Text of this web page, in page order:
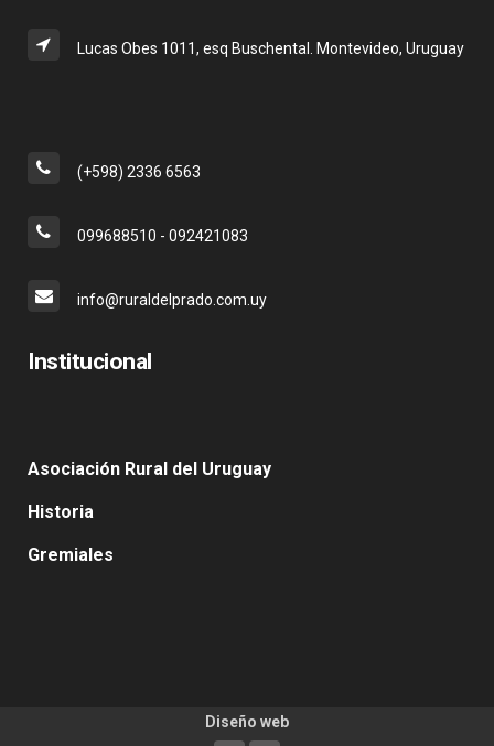
Lucas Obes 1011, esq Buschental. Montevideo, Uruguay
(+598) 2336 6563
099688510 - 092421083
info@ruraldelprado.com.uy
Institucional
Asociación Rural del Uruguay
Historia
Gremiales
Diseño web